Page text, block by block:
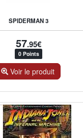
SPIDERMAN 3
57.95€
0 Points
Voir le produit